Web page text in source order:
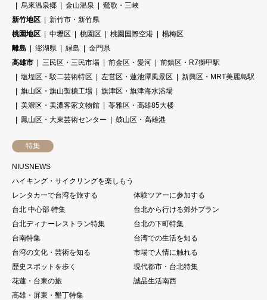
烏來温泉郷
金山温泉
鶯歌・三峽
新竹地区
新竹市・新竹県
桃園地区
中壢区 桃園区 桃園国際空港
楊梅区
離島
澎湖県 緑島
金門県
高雄市
三民区・三民市場 前金区・愛河
前鎮区・R7獅甲駅
塩埕区・駁二芸術特区
左営区・蓮池潭風景区
新興区・MRT美麗島駅
旗山区・旗山製糖工場
旗津区・旗津海水浴場
美濃区・美濃客家文物館
苓雅区・高雄85大楼
鳳山区・大東芸術センター
鼓山区・高雄港
特集
NIUSNEWS
ハイキング・サイクリングを楽しもう
レンタカーで台湾を旅する
体験ツアーに参加する
台北 中心部 特集
台北から行ける郊外プラン
台北ディナーレストラン特集
台北の下町特集
台南特集
台湾での生活を知る
台湾の文化・芸術を知る
市場で人情に触れる
歴史スポットを歩く
現代都市・台北特集
花蓮・台東の旅
誠品生活南西
高雄・屏東・墾丁特集